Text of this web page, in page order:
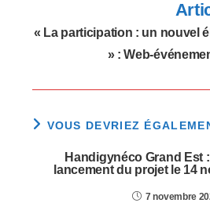
« La participation : un nouvel
» : Web-
VOUS DEVRIEZ
Handigynéco Grand Est
lancement du projet le 14
7 novembre